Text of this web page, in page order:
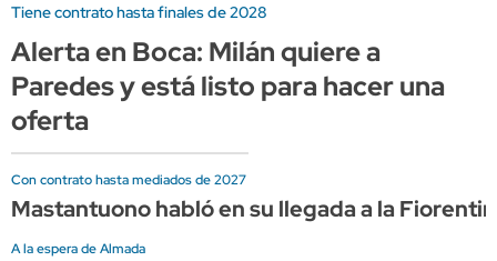
Tiene contrato hasta finales de 2028
Alerta en Boca: Milán quiere a
Paredes y está listo para hacer una
oferta
Con contrato hasta mediados de 2027
Mastantuono habló en su llegada a la
A la espera de Almada